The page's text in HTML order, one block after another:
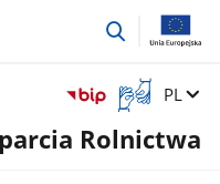
przejdź
Otwórz
okno
z
Zmień
PL
Rolnictwa